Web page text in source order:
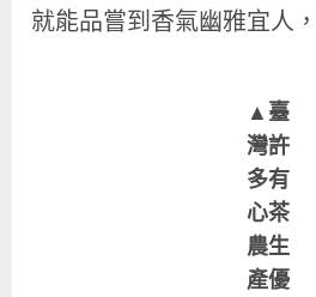
就能品嘗到香氣幽雅宜人
▲臺
灣許
多有
心茶
農生
產優